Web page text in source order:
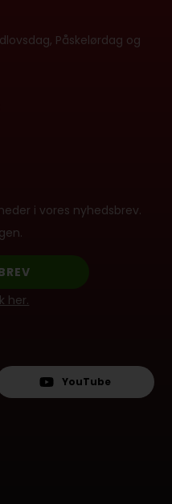
Påskelørdag og
i vores nyhedsbrev.
her.
YouTube